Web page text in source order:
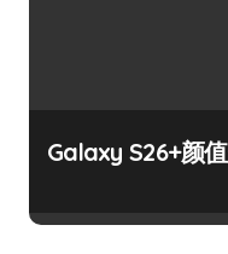
Galaxy S26+颜